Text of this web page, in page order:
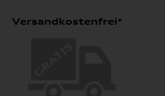
Versandkostenfrei*